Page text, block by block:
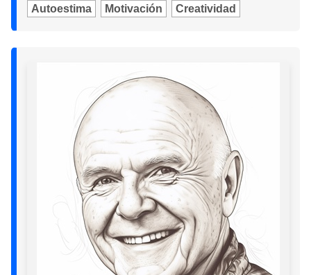
Autoestima Motivación Creatividad